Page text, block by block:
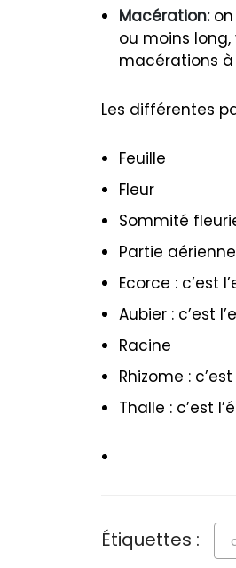
Macération:on
ou moins
macérations à
Les différentes
Feuille
Fleur
Sommité
Partie
Ecorce : c’est
Aubier : c’est
Racine
Rhizome :
Thalle : c’est
Étiquettes :